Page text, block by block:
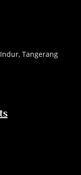
Tangerang